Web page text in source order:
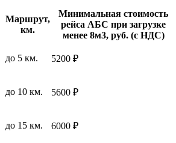
Маршрут,
км.
Минимальная стоимость
рейса АБС при загрузке
менее 8м3, руб. (с НДС)
до 5 км. 5200 ₽
до 10 км. 5600 ₽
до 15 км. 6000 ₽